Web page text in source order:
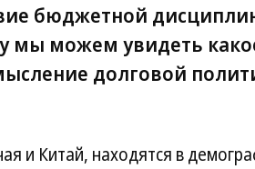
бюджетной
мы можем увидеть
долговой
и Китай, находятся в